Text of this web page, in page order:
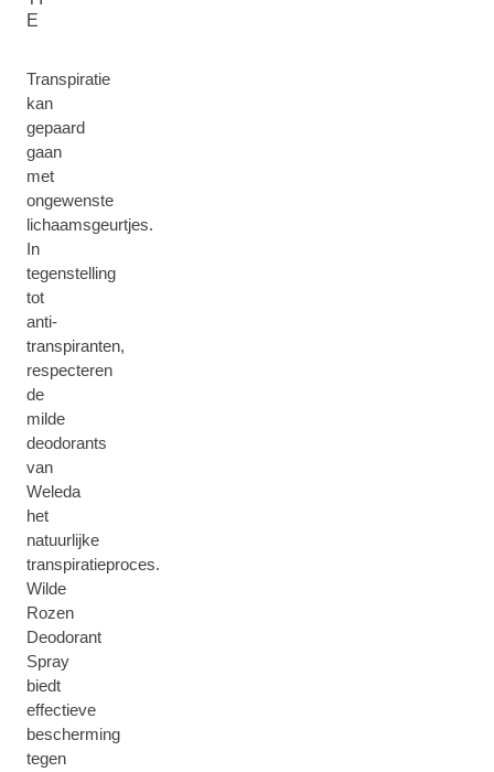
E
Transpiratie
kan
gepaard
gaan
met
ongewenste
lichaamsgeurtjes.
In
tegenstelling
tot
anti-
transpiranten,
respecteren
de
milde
deodorants
van
Weleda
het
natuurlijke
transpiratieproces.
Wilde
Rozen
Deodorant
Spray
biedt
effectieve
bescherming
tegen